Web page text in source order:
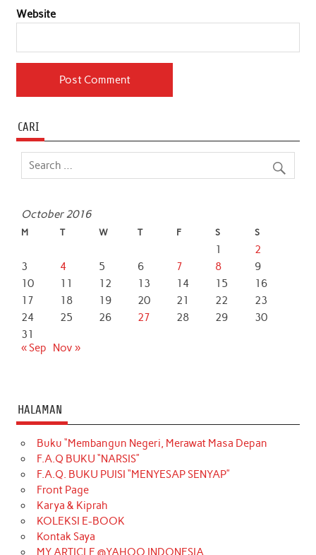
Website
CARI
October 2016
M T W T F S S
1
2
3
4 5 6 7 8
9
10
11 12 13 14 15
16
17
18 19 20 21 22
23
24
25 26 27 28 29
30
31
« Sep
Nov »
HALAMAN
Buku “Membangun Negeri, Merawat Masa Depan
F.A.Q BUKU “NARSIS”
F.A.Q. BUKU PUISI “MENYESAP SENYAP”
Front Page
Karya & Kiprah
KOLEKSI E-BOOK
Kontak Saya
MY ARTICLE @YAHOO INDONESIA